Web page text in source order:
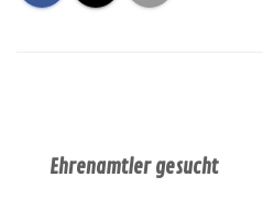
Ehrenamtler gesucht